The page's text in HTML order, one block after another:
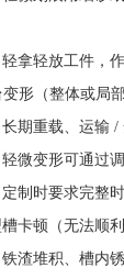
拿轻放工件，
形（整体或局部
期重载、运输 /
微变形可通过
制时要求完整
卡顿（无法顺利
渣堆积、槽内